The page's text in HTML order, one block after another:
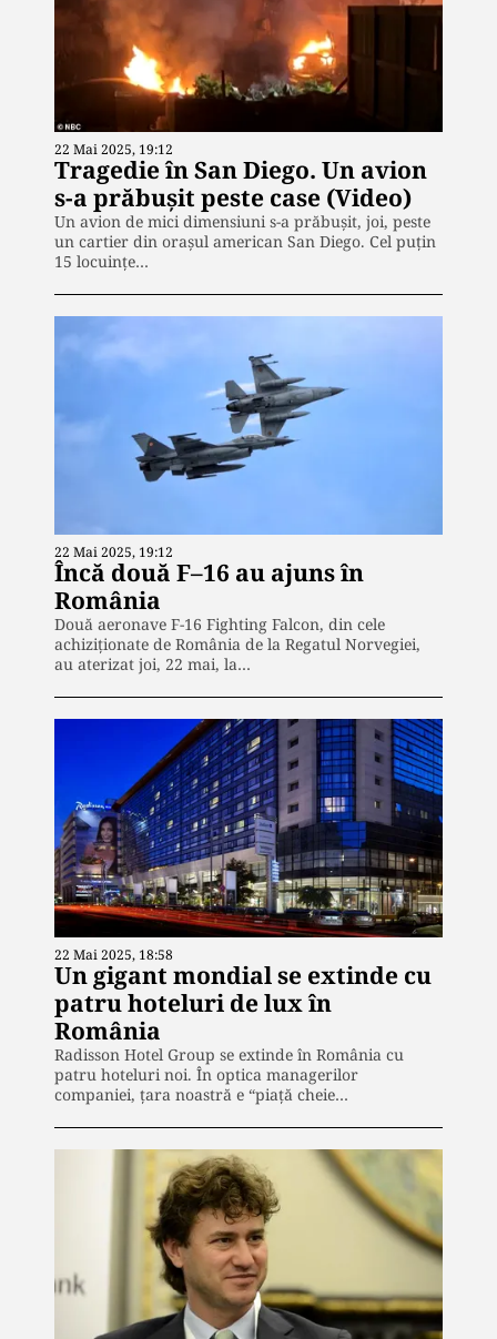
22 Mai 2025, 19:12
Tragedie în San Diego. Un avion
s-a prăbușit peste case (Video)
Un avion de mici dimensiuni s-a prăbușit, joi, peste
un cartier din orașul american San Diego. Cel puțin
15 locuințe…
22 Mai 2025, 19:12
Încă două F–16 au ajuns în
România
Două aeronave F-16 Fighting Falcon, din cele
achiziționate de România de la Regatul Norvegiei,
au aterizat joi, 22 mai, la…
22 Mai 2025, 18:58
Un gigant mondial se extinde cu
patru hoteluri de lux în
România
Radisson Hotel Group se extinde în România cu
patru hoteluri noi. În optica managerilor
companiei, țara noastră e “piață cheie…